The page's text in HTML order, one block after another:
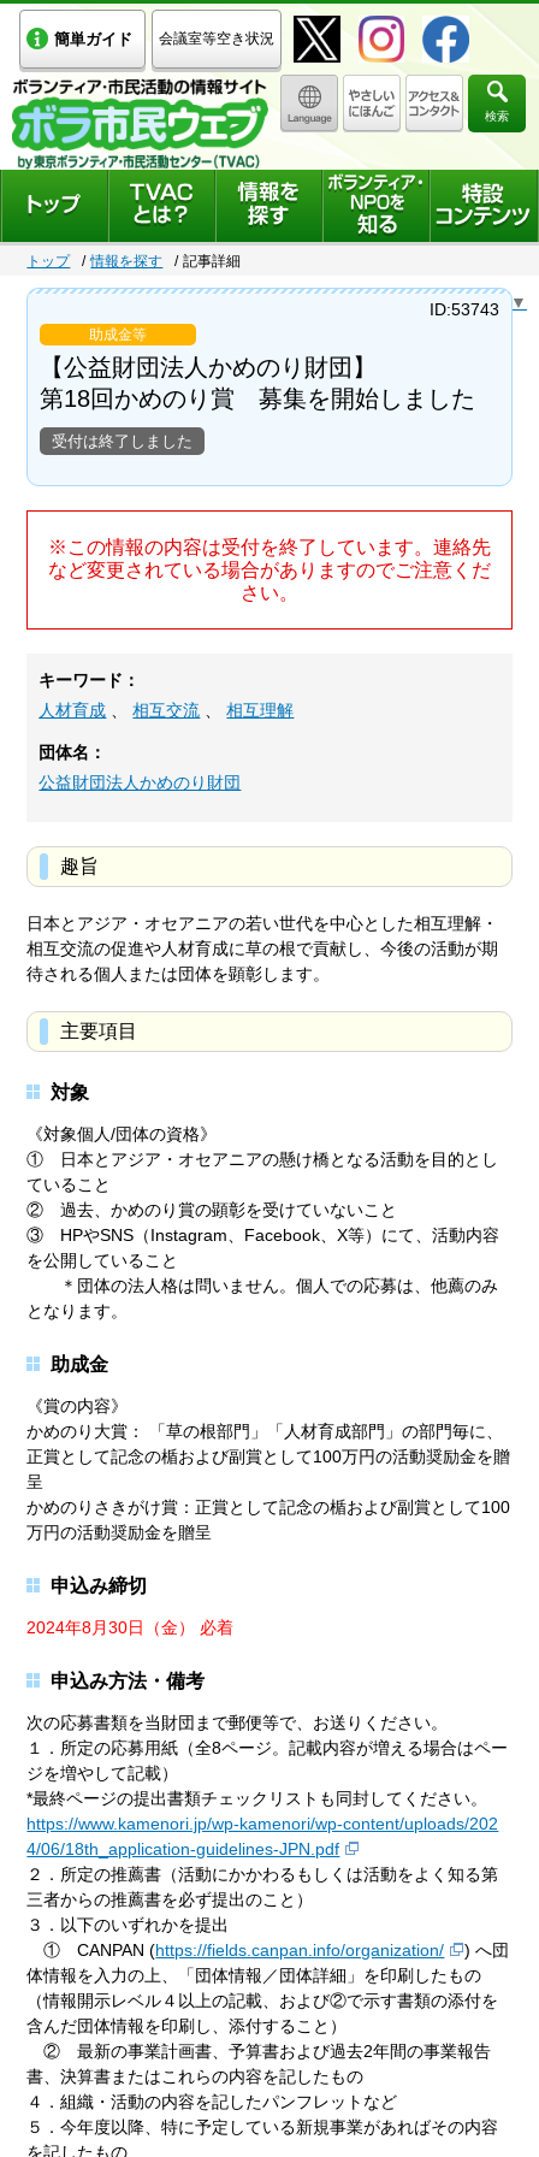
簡単ガイド 会議室等空き状況
検索
トップ 情報を探す 記事詳細
Select Language ▼
助成金等
【公益財団法人かめのり財団】
第18回かめのり賞 募集を開始しました
受付は終了しました
ID:53743
※この情報の内容は受付を終了しています。連絡先
など変更されている場合がありますのでご注意くだ
さい。
キーワード：
人材育成 、相互交流 、相互理解
団体名：
公益財団法人かめのり財団
趣旨
日本とアジア・オセアニアの若い世代を中心とした相互理解・
相互交流の促進や人材育成に草の根で貢献し、今後の活動が期
待される個人または団体を顕彰します。
主要項目
対象
《対象個人/団体の資格》
① 日本とアジア・オセアニアの懸け橋となる活動を目的とし
ていること
② 過去、かめのり賞の顕彰を受けていないこと
③ HPやSNS（Instagram、Facebook、X等）にて、活動内容
を公開していること
＊団体の法人格は問いません。個人での応募は、他薦のみ
となります。
助成金
《賞の内容》
かめのり大賞： 「草の根部門」「人材育成部門」の部門毎に、
正賞として記念の楯および副賞として100万円の活動奨励金を贈
呈
かめのりさきがけ賞：正賞として記念の楯および副賞として100
万円の活動奨励金を贈呈
申込み締切
2024年8月30日（金） 必着
申込み方法・備考
次の応募書類を当財団まで郵便等で、お送りください。
１．所定の応募用紙（全8ページ。記載内容が増える場合はペー
ジを増やして記載）
*最終ページの提出書類チェックリストも同封してください。
https://www.kamenori.jp/wp-kamenori/wp-content/uploads/202
4/06/18th_application-guidelines-JPN.pdf
２．所定の推薦書（活動にかかわるもしくは活動をよく知る第
三者からの推薦書を必ず提出のこと）
３．以下のいずれかを提出
① CANPAN (https://fields.canpan.info/organization/
) へ団
体情報を入力の上、「団体情報／団体詳細」を印刷したもの
（情報開示レベル４以上の記載、および②で示す書類の添付を
含んだ団体情報を印刷し、添付すること）
② 最新の事業計画書、予算書および過去2年間の事業報告
書、決算書またはこれらの内容を記したもの
４．組織・活動の内容を記したパンフレットなど
５．今年度以降、特に予定している新規事業があればその内容
を記したもの